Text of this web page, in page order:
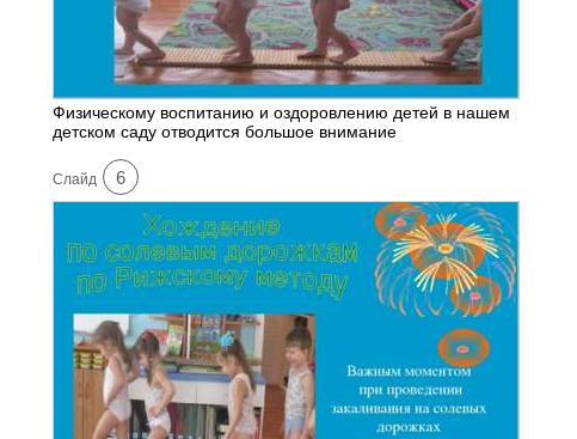
Физическому воспитанию и оздоровлению детей в нашем
детском саду отводится большое внимание
Cлайд 6